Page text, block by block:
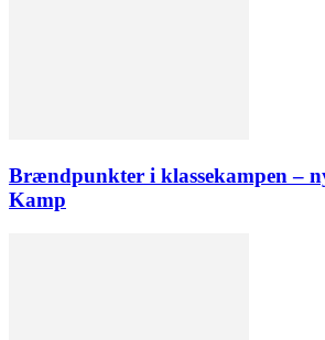
Brændpunkter i klassekampen –
Kamp